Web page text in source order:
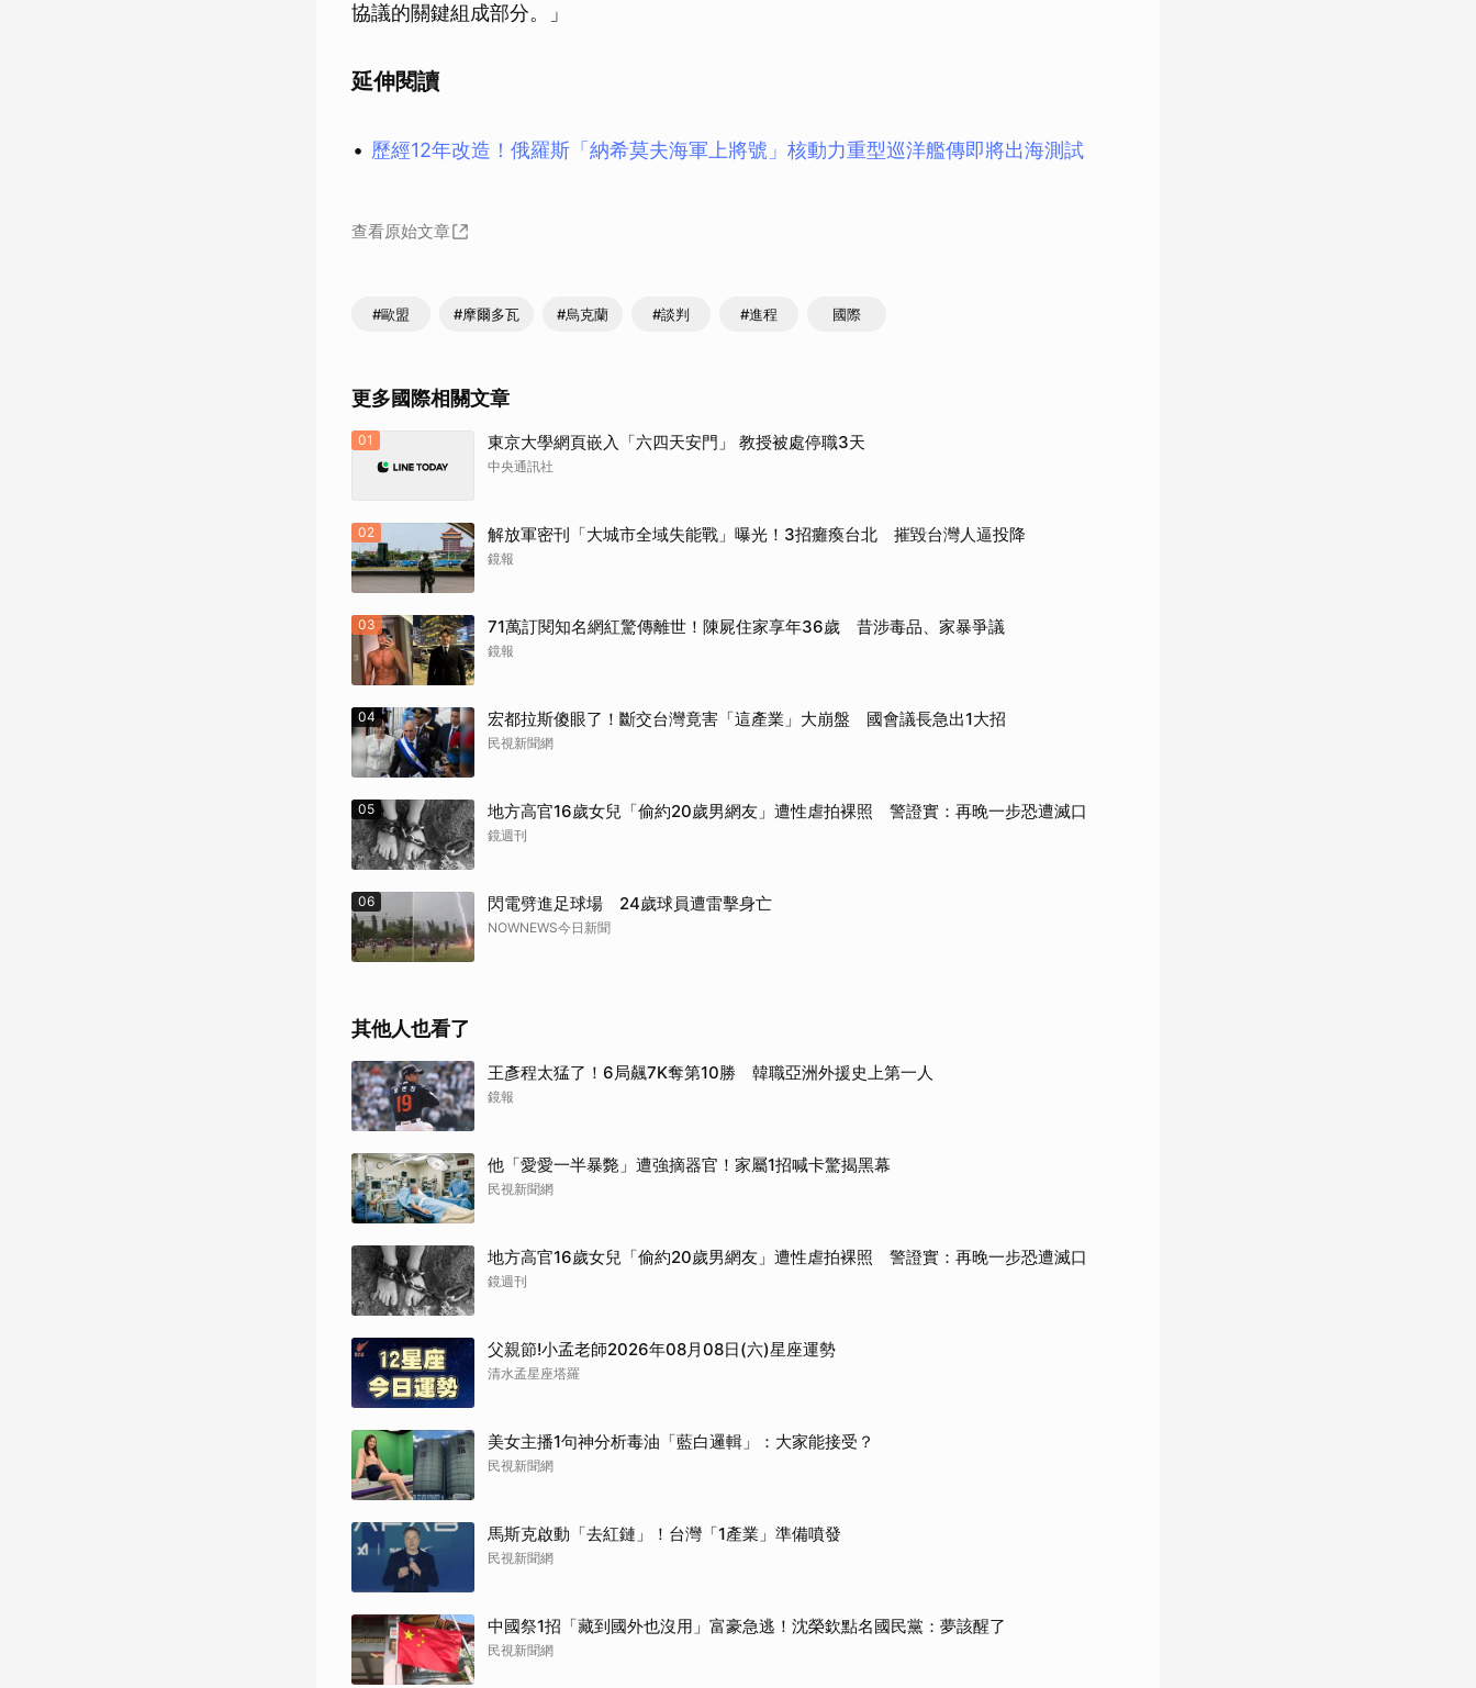
協議的關鍵組成部分。」
延伸閱讀
歷經12年改造！俄羅斯「納希莫夫海軍上將號」核動力重型巡洋艦傳即將出海測試
查看原始文章
#歐盟 #摩爾多瓦 #烏克蘭 #談判 #進程 國際
更多國際相關文章
01 東京大學網頁嵌入「六四天安門」 教授被處停職3天
中央通訊社
02 解放軍密刊「大城市全域失能戰」曝光！3招癱瘓台北 摧毀台灣人逼投降
鏡報
03 71萬訂閱知名網紅驚傳離世！陳屍住家享年36歲 昔涉毒品、家暴爭議
鏡報
04 宏都拉斯傻眼了！斷交台灣竟害「這產業」大崩盤 國會議長急出1大招
民視新聞網
05 地方高官16歲女兒「偷約20歲男網友」遭性虐拍裸照 警證實：再晚一步恐遭滅口
鏡週刊
06 閃電劈進足球場 24歲球員遭雷擊身亡
NOWNEWS今日新聞
其他人也看了
王彥程太猛了！6局飆7K奪第10勝 韓職亞洲外援史上第一人
鏡報
他「愛愛一半暴斃」遭強摘器官！家屬1招喊卡驚揭黑幕
民視新聞網
地方高官16歲女兒「偷約20歲男網友」遭性虐拍裸照 警證實：再晚一步恐遭滅口
鏡週刊
父親節!小孟老師2026年08月08日(六)星座運勢
清水孟星座塔羅
美女主播1句神分析毒油「藍白邏輯」：大家能接受？
民視新聞網
馬斯克啟動「去紅鏈」！台灣「1產業」準備噴發
民視新聞網
中國祭1招「藏到國外也沒用」富豪急逃！沈榮欽點名國民黨：夢該醒了
民視新聞網